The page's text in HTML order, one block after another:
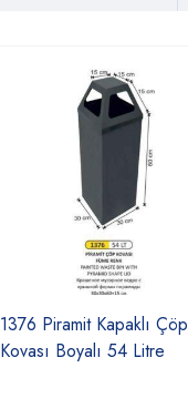
1376 Piramit Kapaklı Çöp
Kovası Boyalı 54 Litre